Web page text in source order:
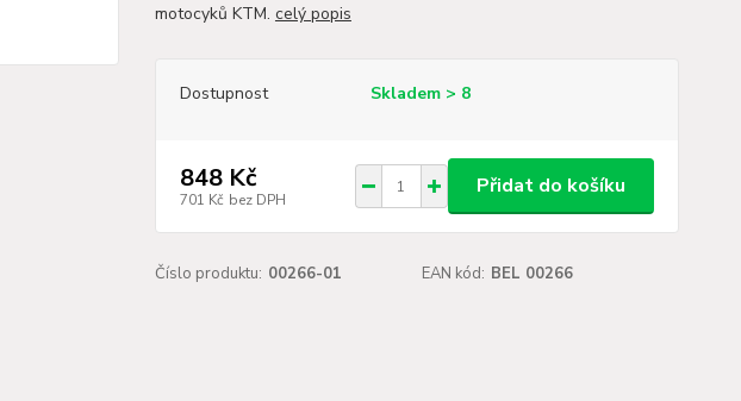
motocyků KTM. celý popis
Dostupnost Skladem > 8
848 Kč
701 Kč bez DPH
Přidat do košíku
Číslo produktu: 00266-01 EAN kód: BEL 00266